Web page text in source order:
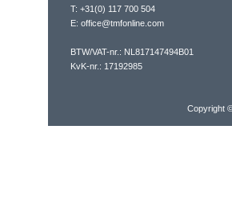
T: +31(0) 117 700 504
E: office@tmfonline.com
BTW/VAT-nr.: NL817147494B01
KvK-nr.: 17192985
Copyright